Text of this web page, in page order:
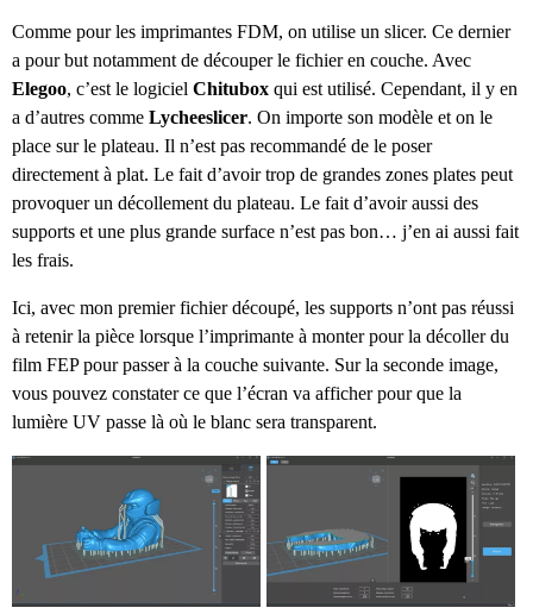
Comme pour les imprimantes FDM, on utilise un slicer. Ce dernier
a pour but notamment de découper le fichier en couche. Avec
Elegoo, c’est le logiciel Chitubox qui est utilisé. Cependant, il y en
a d’autres comme Lycheeslicer. On importe son modèle et on le
place sur le plateau. Il n’est pas recommandé de le poser
directement à plat. Le fait d’avoir trop de grandes zones plates peut
provoquer un décollement du plateau. Le fait d’avoir aussi des
supports et une plus grande surface n’est pas bon… j’en ai aussi fait
les frais.
Ici, avec mon premier fichier découpé, les supports n’ont pas réussi
à retenir la pièce lorsque l’imprimante à monter pour la décoller du
film FEP pour passer à la couche suivante. Sur la seconde image,
vous pouvez constater ce que l’écran va afficher pour que la
lumière UV passe là où le blanc sera transparent.